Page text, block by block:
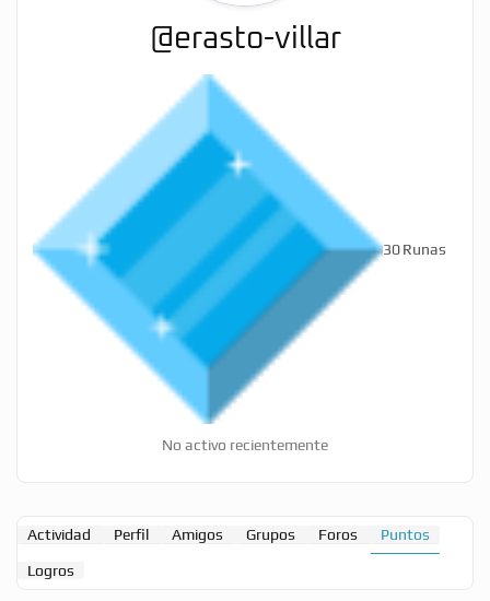
@erasto-villar
30Runas
No activo recientemente
Actividad Perfil Amigos Grupos Foros Puntos
Logros